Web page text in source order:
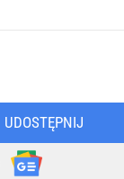
UDOSTĘPNIJ